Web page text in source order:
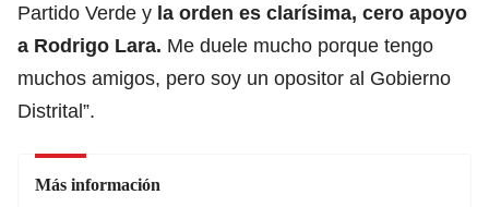
Partido Verde y la orden es clarísima, cero apoyo
a Rodrigo Lara. Me duele mucho porque tengo
muchos amigos, pero soy un opositor al Gobierno
Distrital”.
Más información